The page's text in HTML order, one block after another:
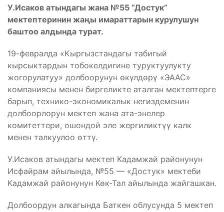
У.Исаков атындагы жана №55 “Достук”
мектептеринин жаңы имараттарын курулушун
баштоо алдында турат.
19-февралда «Кыргызстандагы табигый
кырсыктардын тобокелдигине туруктуулукту
жогорулатуу» долбоорунун өкүлдөрү «ЭААС»
компаниясы менен биргеликте аталган мектептерге
барып, технико-экономикалык негиздеменин
долбоорлорун мектеп жана ата-энелер
комитеттери, ошондой эле жергиликтүү калк
менен талкуулоо ɵттү.
У.Исаков атындагы мектеп Кадамжай районунун
Исфайрам айылында, №55 — «Достук» мектеби
Кадамжай районунун Көк-Тал айылында жайгашкан.
Долбоордун алкагында Баткен облусунда 5 мектеп